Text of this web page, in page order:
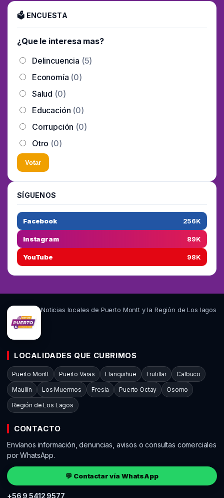
🗳 ENCUESTA
¿Que le interesa mas?
Delincuencia (5)
Economía (0)
Salud (0)
Educación (0)
Corrupción (0)
Otro (0)
Votar
SÍGUENOS
Facebook 256K
Instagram 89K
YouTube 98K
Noticias locales de Puerto Montt y la Región de Los lagos
LOCALIDADES QUE CUBRIMOS
Puerto Montt Puerto Varas Llanquihue Frutillar Calbuco
Maullín Los Muermos Fresia Puerto Octay Osorno
Región de Los Lagos
CONTACTO
Envíanos información, denuncias, avisos o consultas comerciales
por WhatsApp.
💬 Contactar vía WhatsApp
+56 9 5412 9577